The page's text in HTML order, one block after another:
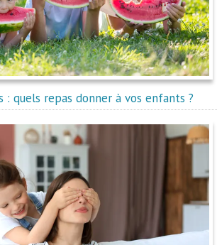
: quels repas donner à vos enfants ?